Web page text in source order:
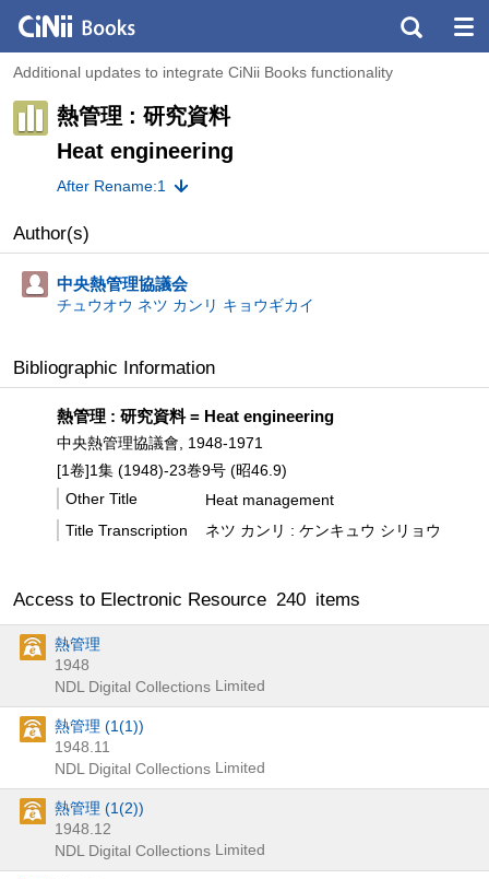
Additional updates to integrate CiNii Books functionality
熱管理 : 研究資料
Heat engineering
After Rename:1
Author(s)
中央熱管理協議会
チュウオウ ネツ カンリ キョウギカイ
Bibliographic Information
熱管理 : 研究資料 = Heat engineering
中央熱管理協議會, 1948-1971
[1卷]1集 (1948)-23巻9号 (昭46.9)
Other Title
Heat management
Title Transcription
ネツ カンリ : ケンキュウ シリョウ
Access to Electronic Resource 240 items
熱管理
1948
NDL Digital Collections Limited
熱管理 (1(1))
1948.11
NDL Digital Collections Limited
熱管理 (1(2))
1948.12
NDL Digital Collections Limited